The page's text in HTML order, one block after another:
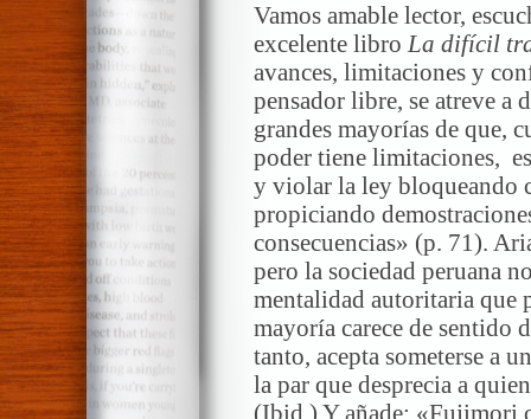
Vamos amable lector,
excelente libro La difícil
avances, limitaciones y
pensador libre, se atreve a
grandes mayorías de que,
poder tiene limitaciones,
y violar la ley bloqueando
propiciando
consecuencias» (p. 71).
pero la sociedad peruana
mentalidad autoritaria que
mayoría carece de sentido
tanto, acepta someterse a
la par que desprecia a
(Ibid.) Y añade: «Fujimori